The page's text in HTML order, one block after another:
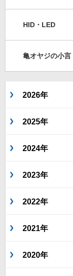
HID・LED
亀オヤジの小言
2026年
2025年
2024年
2023年
2022年
2021年
2020年